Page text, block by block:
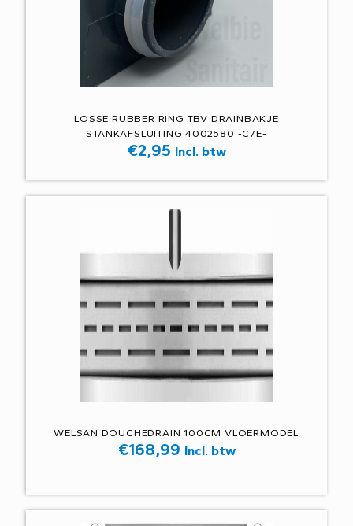
LOSSE RUBBER RING TBV DRAINBAKJE
STANKAFSLUITING 4002580 -C7E-
€2,95 Incl. btw
WELSAN DOUCHEDRAIN 100CM VLOERMODEL
€168,99 Incl. btw